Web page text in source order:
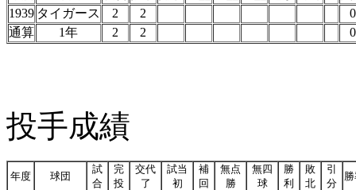
1939 タイガース 2 2
0
通算
1年 2 2 0
投手成績
年度 球団
試
合
完
投
交代
了
試当
初
補
回
無点
勝
無四
球
勝
利
敗
北
引
分